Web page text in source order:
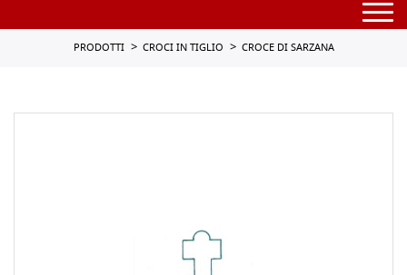
PRODOTTI CROCI IN TIGLIO CROCE DI SARZANA